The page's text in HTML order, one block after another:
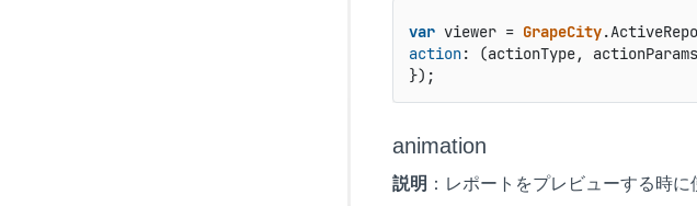
var viewer = GrapeCity.
action: (actionType, actionParams
});
animation
説明 ：レポートをプレビューする時